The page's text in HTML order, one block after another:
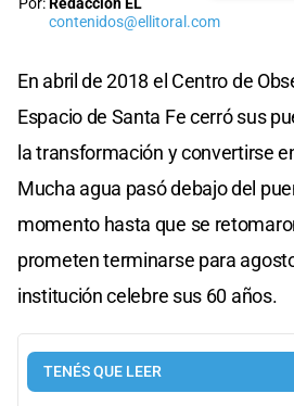
contenidos@ellitoral.com
En abril de 2018 el Centro de
Espacio de Santa Fe cerró sus
la transformación y convertirse
Mucha agua pasó debajo del
momento hasta que se
prometen terminarse para
institución celebre sus 60 años.
TENÉS QUE LEER